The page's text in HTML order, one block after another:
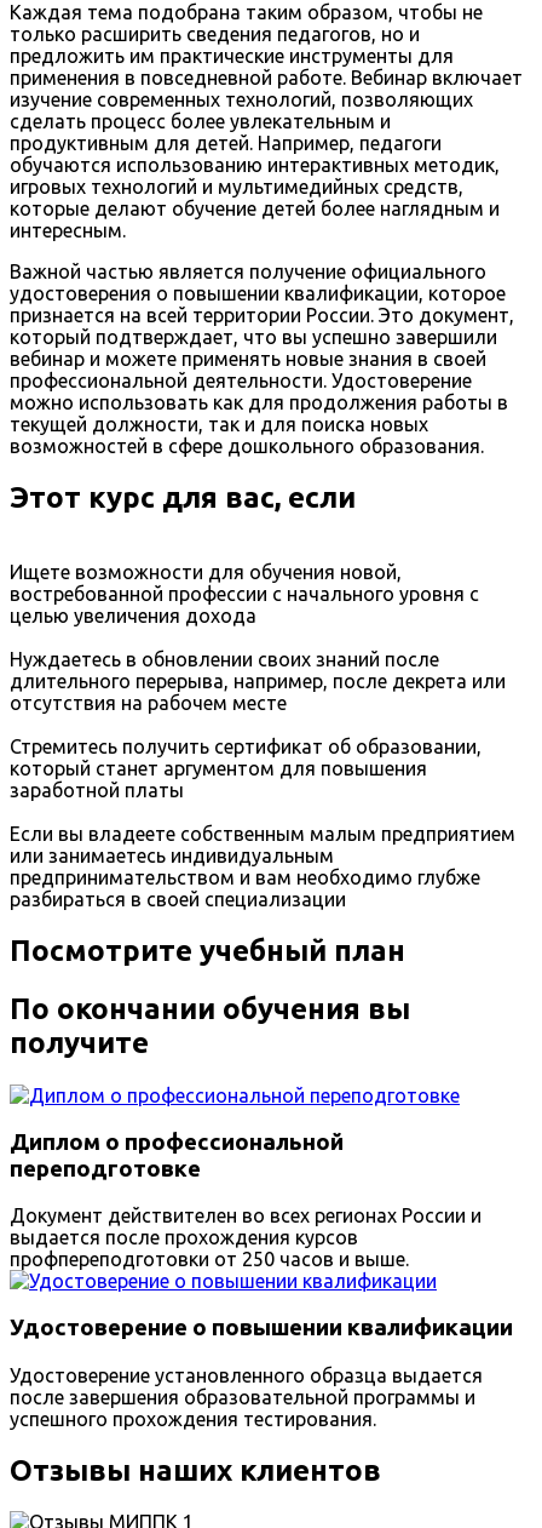
Каждая тема подобрана таким образом, чтобы не
только расширить сведения педагогов, но и
предложить им практические инструменты для
применения в повседневной работе. Вебинар включает
изучение современных технологий, позволяющих
сделать процесс более увлекательным и
продуктивным для детей. Например, педагоги
обучаются использованию интерактивных методик,
игровых технологий и мультимедийных средств,
которые делают обучение детей более наглядным и
интересным.
Важной частью является получение официального
удостоверения о повышении квалификации, которое
признается на всей территории России. Это документ,
который подтверждает, что вы успешно завершили
вебинар и можете применять новые знания в своей
профессиональной деятельности. Удостоверение
можно использовать как для продолжения работы в
текущей должности, так и для поиска новых
возможностей в сфере дошкольного образования.
Этот курс для вас, если
Ищете возможности для обучения новой,
востребованной профессии с начального уровня с
целью увеличения дохода
Нуждаетесь в обновлении своих знаний после
длительного перерыва, например, после декрета или
отсутствия на рабочем месте
Стремитесь получить сертификат об образовании,
который станет аргументом для повышения
заработной платы
Если вы владеете собственным малым предприятием
или занимаетесь индивидуальным
предпринимательством и вам необходимо глубже
разбираться в своей специализации
Посмотрите учебный план
По окончании обучения вы
получите
Диплом о профессиональной
переподготовке
Документ действителен во всех регионах России и
выдается после прохождения курсов
профпереподготовки от 250 часов и выше.
Удостоверение о повышении квалификации
Удостоверение установленного образца выдается
после завершения образовательной программы и
успешного прохождения тестирования.
Отзывы наших клиентов